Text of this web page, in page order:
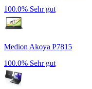
100.0% Sehr gut
Medion Akoya P7815
100.0% Sehr gut